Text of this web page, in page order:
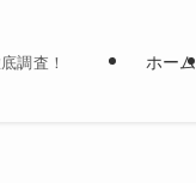
調査！ ホーム